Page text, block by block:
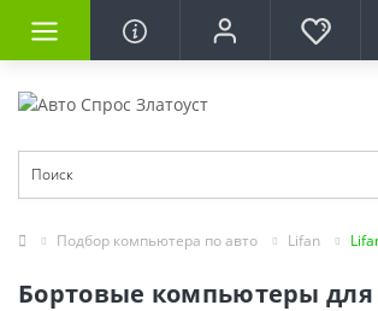
Подбор компьютера по авто Lifan
Бортовые компьютеры для